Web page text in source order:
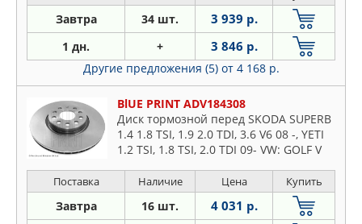
Завтра 34 шт. 3 939 р.
1 дн. + 3 846 р.
Другие предложения (5) от 4 168 р.
BlUE PRINT ADV184308
Диск тормозной перед SKODA SUPERB
1.4 1.8 TSI, 1.9 2.0 TDI, 3.6 V6 08 -, YETI
1.2 TSI, 1.8 TSI, 2.0 TDI 09- VW: GOLF V
Поставка Наличие Цена Купить
Завтра 16 шт. 4 031 р.